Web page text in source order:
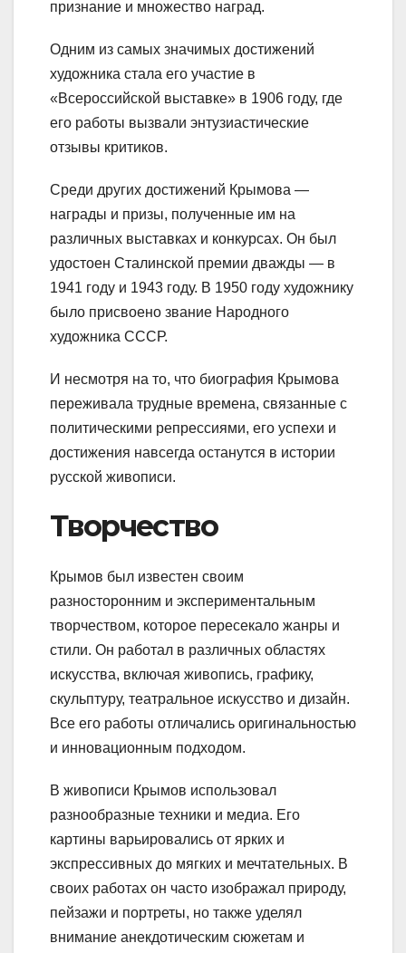
признание и множество наград.
Одним из самых значимых достижений
художника стала его участие в
«Всероссийской выставке» в 1906 году, где
его работы вызвали энтузиастические
отзывы критиков.
Среди других достижений Крымова —
награды и призы, полученные им на
различных выставках и конкурсах. Он был
удостоен Сталинской премии дважды — в
1941 году и 1943 году. В 1950 году художнику
было присвоено звание Народного
художника СССР.
И несмотря на то, что биография Крымова
переживала трудные времена, связанные с
политическими репрессиями, его успехи и
достижения навсегда останутся в истории
русской живописи.
Творчество
Крымов был известен своим
разносторонним и экспериментальным
творчеством, которое пересекало жанры и
стили. Он работал в различных областях
искусства, включая живопись, графику,
скульптуру, театральное искусство и дизайн.
Все его работы отличались оригинальностью
и инновационным подходом.
В живописи Крымов использовал
разнообразные техники и медиа. Его
картины варьировались от ярких и
экспрессивных до мягких и мечтательных. В
своих работах он часто изображал природу,
пейзажи и портреты, но также уделял
внимание анекдотическим сюжетам и